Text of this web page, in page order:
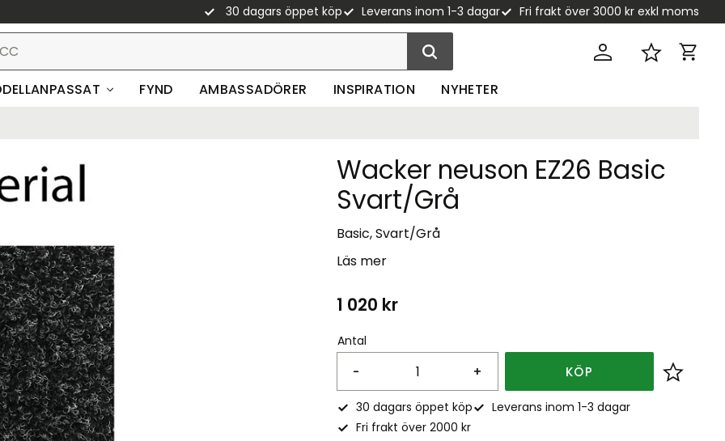
30 dagars öppet köp Leverans inom 1-3 dagar Fri frakt över 3000 kr exkl moms
Favoriter
FYND AMBASSADÖRER INSPIRATION NYHETER
Wacker neuson EZ26 Basic
Svart/Grå
Basic, Svart/Grå
Läs mer
1 020 kr
Antal
+
- KÖP Lägg
30 dagars öppet köp
Leverans inom 1-3 dagar
Fri frakt över 2000 kr